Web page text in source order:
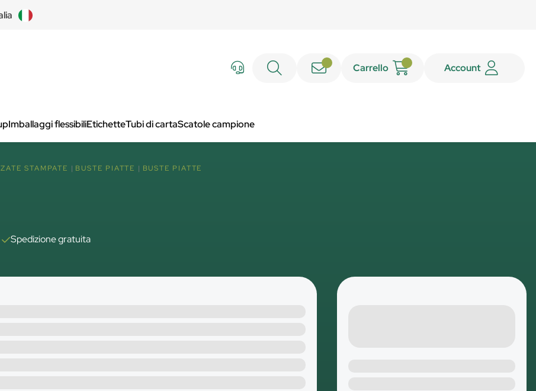
Carrello Account
Imballaggi flessibiliEtichetteTubi di cartaScatole campione
STAMPATE BUSTE PIATTE BUSTE PIATTE
Spedizione gratuita